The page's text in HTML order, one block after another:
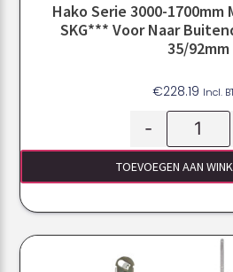
Hako Serie 3000-
SKG*** Voor Naar
35/92mm
€228.19 Incl.
-
TOEVOEGEN AAN